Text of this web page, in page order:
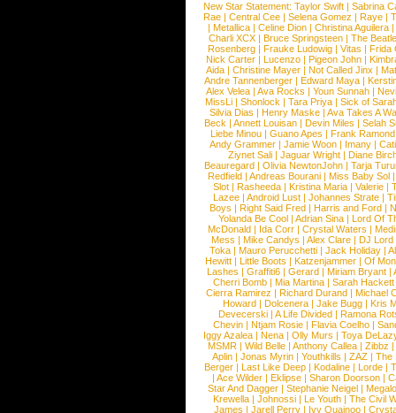
New Star Statement: Taylor Swift | Sabrina
Rae |Central Cee |Selena Gomez |Raye |
| Metallica | Celine Dion | Christina Aguilera |
Charli XCX |Bruce Springsteen |The
Rosenberg | Frauke Ludowig | Vitas | Frida
Nick Carter | Lucenzo | Pigeon John |
Aida |Christine Mayer |Not Called Jinx |
Andre Tannenberger | Edward Maya |
Alex Velea | Ava Rocks | Youn Sunnah |
MissLi | Shonlock | Tara Priya | Sick of
Silvia Dias |Henry Maske |Ava Takes A
Beck |Annett Louisan |Devin Miles |Selah
Liebe Minou |Guano Apes |Frank Ramond
Andy Grammer |Jamie Woon | Imany |
Ziynet Sali |Jaguar Wright |Diane
Beauregard |Olivia NewtonJohn |Tarja
Redfield | Andreas Bourani | Miss Baby Sol
Slot | Rasheeda | Kristina Maria | Valerie |
Lazee | Android Lust | Johannes Strate |
Boys | Right Said Fred | Harris and Ford |
Yolanda Be Cool |Adrian Sina |Lord Of
McDonald | Ida Corr |Crystal Waters |
Mess | Mike Candys | Alex Clare | DJ Lord
Toka | Mauro Perucchetti | Jack Holiday |
Hewitt |Little Boots |Katzenjammer |Of
Lashes |Graffiti6 |Gerard |Miriam Bryant |
Cherri Bomb | Mia Martina | Sarah Hackett
Cierra Ramirez | Richard Durand | Michael
Howard |Dolcenera |Jake Bugg |Kris
Devecerski |A Life Divided |Ramona
Chevin |Ntjam Rosie |Flavia Coelho |
Iggy Azalea | Nena | Olly Murs | Toya
MSMR |Wild Belle |Anthony Callea |Zibbz
Aplin | Jonas Myrin | Youthkills | ZAZ | The
Berger |Last Like Deep |Kodaline |Lorde |
|Ace Wilder |Eklipse |Sharon Doorson |
Star And Dagger | Stephanie Neigel |
Krewella | Johnossi | Le Youth | The Civil
James | Jarell Perry | Ivy Quainoo |